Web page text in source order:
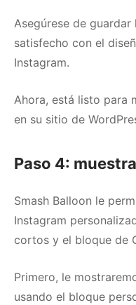
Asegúrese de
satisfecho con el
Instagram.
Ahora, está listo para
en su sitio de
Paso 4:
Smash Balloon le
Instagram
cortos y el bloque de
Primero, le
usando el bloque